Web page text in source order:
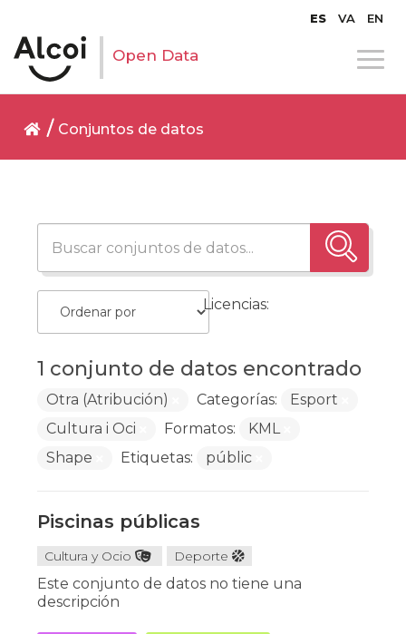
ES VA EN
Open Data
Conjuntos de datos
1 conjunto de datos encontrado
Licencias:
Otra (Atribución) Categorías:
Esport
Cultura i Oci
Formatos:
KML
Shape
Etiquetas: públic
Piscinas públicas
Cultura y Ocio Deporte
Este conjunto de datos no tiene una
descripción